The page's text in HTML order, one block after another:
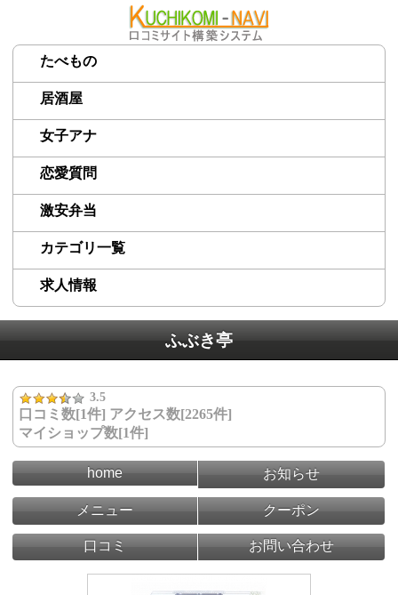
たべもの
居酒屋
女子アナ
恋愛質問
激安弁当
カテゴリ一覧
求人情報
ふぶき亭
3.5
口コミ数[1件] アクセス数[2265件]
マイショップ数[1件]
home お知らせ
メニュー クーポン
口コミ お問い合わせ